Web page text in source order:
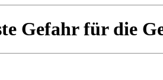
Gefahr für die